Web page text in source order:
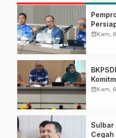
calendar_monthKam,
calendar_monthKam,
Sulbar
Cegah